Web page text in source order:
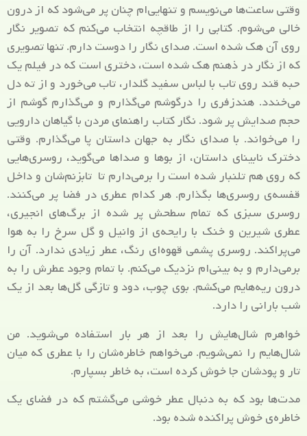
وقتی ساعت‌ها می‌نویسم و تنهایی‌ام چنان پر می‌شود که از درون
خالی می‌شوم. کتابی را از طاقچه انتخاب می‌کنم که تصویر نگار
روی آن هک شده است. صدای نگار را دوست دارم. تنها تصویری
که از نگار در ذهنم هک شده است، دختری است که در فیلم یک
حبه قند روی تاب با لباس سفید گلدار، تاب می‌خورد و از ته دل
می‌خندد. هندزفری را درگوشم می‌گذارم و می‌گذارم گوشم از
حجم صدایش پر شود. نگار کتاب راهنمای مردن با گیاهان دارویی
را می‌خواند. با صدای نگار به جهان داستان پا می‌گذارم. وقتی
دخترک نابینای داستان، از بوها و صداها می‌گوید، روسری‌هایی
که روی هم تلنبار شده است را برمی‌دارم تا تابزنم‌شان و داخل
قفسه‌ی روسری‌ها بگذارم. هر کدام عطری در فضا پر می‌کنند.
روسری سبزی که تمام سطحش پر شده از برگ‌های انجیری،
عطری شیرین و خنک با رایحه‌ی از وانیل و گل سرخ را به هوا
می‌پراکند. روسری پشمی قهوه‌ای رنگ، عطر زیادی ندارد. آن را
برمی‌دارم و به بینی‌ام نزدیک می‌کنم. با تمام وجود عطرش را به
درون ریه‌هایم می‌کشم. بوی چوب، دود و تازگی گل‌ها بعد از یک
شب بارانی را دارد.
خواهرم شال‌هایش را بعد از هر بار استفاده می‌شوید. من
شال‌هایم را نمی‌شویم. می‌خواهم خاطره‌شان را با عطری که میان
تار و پود‌شان جا خوش کرده است، به خاطر بسپارم.
مدت‌ها بود که به دنبال عطر خوشی می‌گشتم که در فضای یک
خاطره‌ی خوش پراکنده شده بود.